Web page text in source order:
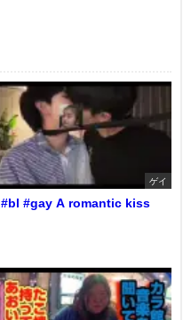
ゲイ
#bl #gay A romantic kiss